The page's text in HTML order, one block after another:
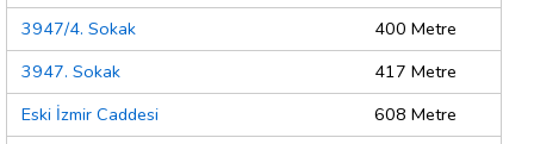
3947/4. Sokak
400 Metre
3947. Sokak
417 Metre
Eski İzmir Caddesi
608 Metre